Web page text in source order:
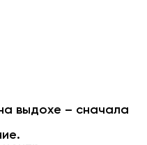
выдохе – сначала